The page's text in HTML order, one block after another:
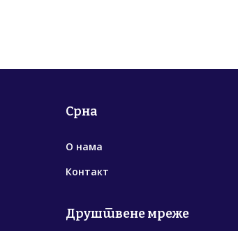
Срна
О нама
Контакт
Друштвене мреже